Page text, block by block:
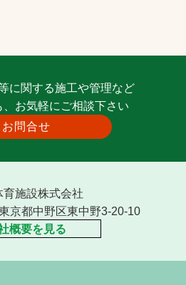
に関する施工や管理など
、お気軽にご相談下さい
お問合せ
育施設株式会社
京都中野区東中野3-20-10
概要を見る